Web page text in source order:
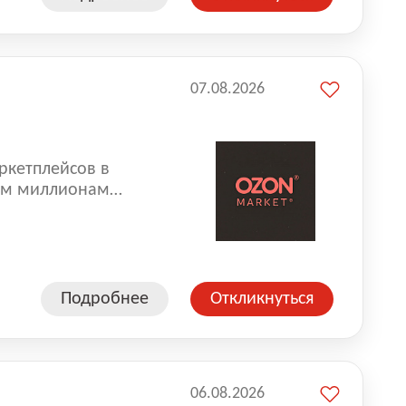
в
миллионам
сети, где
Ozon
Подробнее
07.08.2026
Откликнуться
06.08.2026